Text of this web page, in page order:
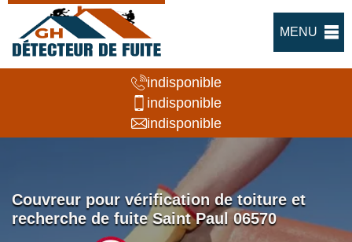
MENU
indisponible
indisponible
indisponible
Couvreur pour vérification de toiture et
recherche de fuite Saint Paul 06570